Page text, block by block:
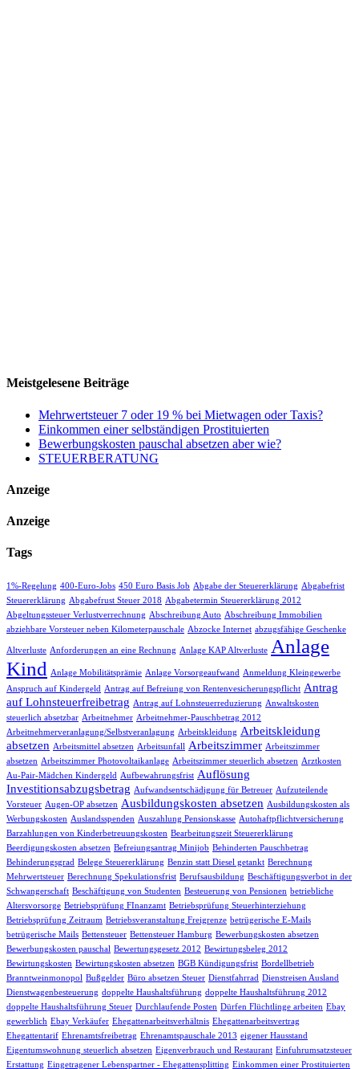
Meistgelesene Beiträge
Mehrwertsteuer 7 oder 19 % bei Mietwagen oder Taxis?
Einkommen einer selbständigen Prostituierten
Bewerbungskosten pauschal absetzen aber wie?
STEUERBERATUNG
Anzeige
Anzeige
Tags
1%-Regelung 400-Euro-Jobs 450 Euro Basis Job Abgabe der Steuererklärung Abgabefrist
Steuererklärung Abgabefrust Steuer 2018 Abgabetermin Steuererklärung 2012
Abgeltungssteuer Verlustverrechnung Abschreibung Auto Abschreibung Immobilien
abziehbare Vorsteuer neben Kilometerpauschale Abzocke Internet abzugsfähige Geschenke
Altverluste Anforderungen an eine Rechnung Anlage KAP Altverluste Anlage
Kind
Anlage Mobilitätsprämie Anlage Vorsorgeaufwand
Anmeldung Kleingewerbe
Anspruch auf Kindergeld
Antrag auf Befreiung von Rentenvesicherungspflicht Antrag
auf Lohnsteuerfreibetrag Antrag auf Lohnsteuerreduzierung Anwaltskosten
steuerlich absetzbar Arbeitnehmer Arbeitnehmer-Pauschbetrag 2012
Arbeitnehmerveranlagung/Selbstveranlagung Arbeitskleidung Arbeitskleidung
absetzen Arbeitsmittel absetzen Arbeitsunfall Arbeitszimmer Arbeitszimmer
absetzen Arbeitszimmer Photovoltaikanlage Arbeitszimmer steuerlich absetzen Arztkosten
Au-Pair-Mädchen Kindergeld
Aufbewahrungsfrist Auflösung
Investitionsabzugsbetrag Aufwandsentschädigung für Betreuer Aufzuteilende
Vorsteuer Augen-OP absetzen Ausbildungskosten absetzen Ausbildungskosten als
Werbungskosten Auslandsspenden Auszahlung Pensionskasse Autohaftpflichtversicherung
Barzahlungen von Kinderbetreuungskosten Bearbeitungszeit Steuererklärung
Beerdigungskosten absetzen Befreiungsantrag Minijob Behinderten Pauschbetrag
Behinderungsgrad Belege Steuererklärung Benzin statt Diesel getankt Berechnung
Mehrwertsteuer Berechnung Spekulationsfrist Berufsausbildung Beschäftigungsverbot in der
Schwangerschaft Beschäftigung von Studenten Besteuerung von Pensionen betriebliche
Altersvorsorge Betriebsprüfung FInanzamt Betriebsprüfung Steuerhinterziehung
Betriebsprüfung Zeitraum Betriebsveranstaltung Freigrenze betrügerische E-Mails
betrügerische Mails Bettensteuer Bettensteuer Hamburg Bewerbungskosten absetzen
Bewerbungskosten pauschal Bewertungsgesetz 2012 Bewirtungsbeleg 2012
Bewirtungskosten Bewirtungskosten absetzen BGB Kündigungsfrist Bordellbetrieb
Branntweinmonopol Bußgelder Büro absetzen Steuer Dienstfahrrad Dienstreisen Ausland
Dienstwagenbesteuerung doppelte Haushaltsführung doppelte Haushaltsführung 2012
doppelte Haushaltsführung Steuer Durchlaufende Posten Dürfen Flüchtlinge arbeiten Ebay
gewerblich Ebay Verkäufer Ehegattenarbeitsverhältnis Ehegattenarbeitsvertrag
Ehegattentarif Ehrenamtsfreibetrag Ehrenamtspauschale 2013 eigener Hausstand
Eigentumswohnung steuerlich absetzen Eigenverbrauch und Restaurant Einfuhrumsatzsteuer
Erstattung Eingetragener Lebenspartner - Ehegattensplitting Einkommen einer Prostituierten